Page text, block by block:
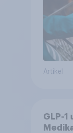
Artikel
GLP-1